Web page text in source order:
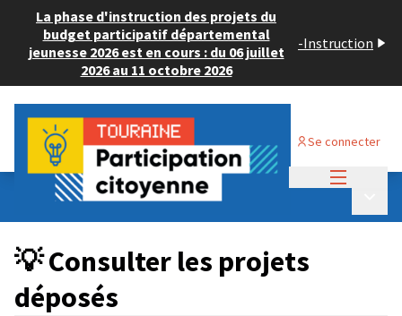
La phase d'instruction des projets du
budget participatif départemental
jeunesse 2026 est en cours : du 06 juillet
2026 au 11 octobre 2026
-Instruction
Se connecter
Budget Participatif JEUNESSE 2024
💡 Consulter les projets déposés
💡 Consulter les projets
déposés